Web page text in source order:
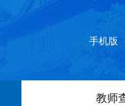
手机版
教师